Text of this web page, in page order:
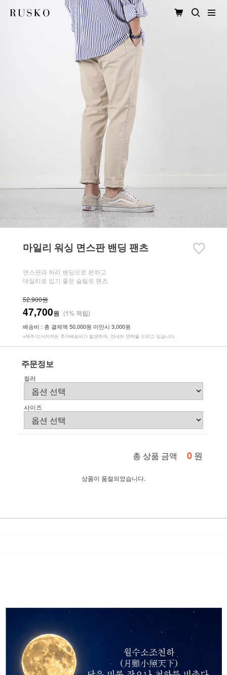
마일리 워싱 면스판 밴딩 팬츠
면스판과 허리 밴딩으로 편하고
데일리로 입기 좋은 슬림핏 팬츠
52,900원
47,700원 (1% 적립)
배송비 : 총 결제액 50,000원 미만시 3,000원
※제주/도서지역은 추가배송비가 발생하며, 안내차 연락을 드리고 있습니다.
주문정보
컬러
사이즈
총 상품 금액 0 원
상품이 품절되었습니다.